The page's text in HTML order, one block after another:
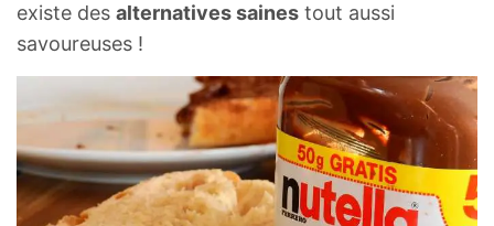
existe des alternatives saines tout aussi
savoureuses !